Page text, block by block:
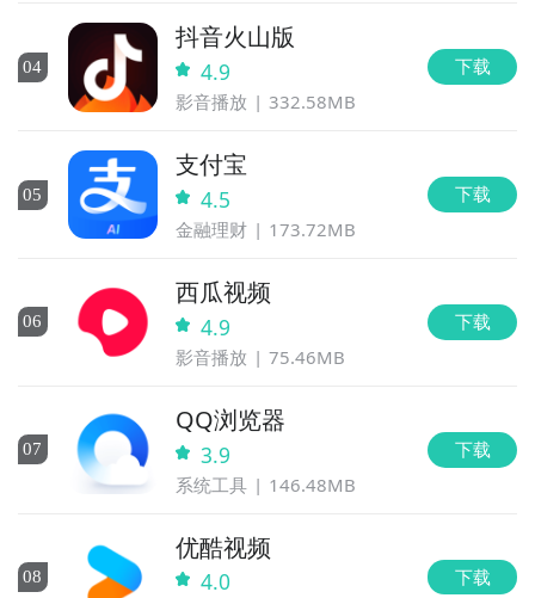
04
抖音火山版
4.9
影音播放 332.58MB
下载
05
支付宝
4.5
金融理财 173.72MB
下载
06
西瓜视频
4.9
影音播放 75.46MB
下载
07
QQ浏览器
3.9
系统工具 146.48MB
下载
08
优酷视频
4.0 下载